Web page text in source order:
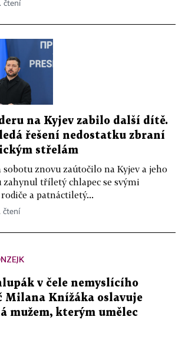
čtení
na Kyjev zabilo další dítě.
řešení nedostatku zbraní
střelám
sobotu znovu zaútočilo na Kyjev a jeho
tříletý chlapec se svými
a patnáctiletý...
čtení
v čele nemyslícího
Milana Knížáka oslavuje
mužem, kterým umělec